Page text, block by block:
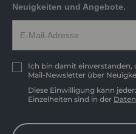
Neuigkeiten und Angebote.
Ich bin damit einverstanden,
Mail-Newsletter über
Diese Einwilligung kann
Einzelheiten sind in der